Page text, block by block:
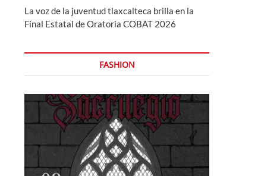
La voz de la juventud tlaxcalteca brilla en la
Final Estatal de Oratoria COBAT 2026
FASHION